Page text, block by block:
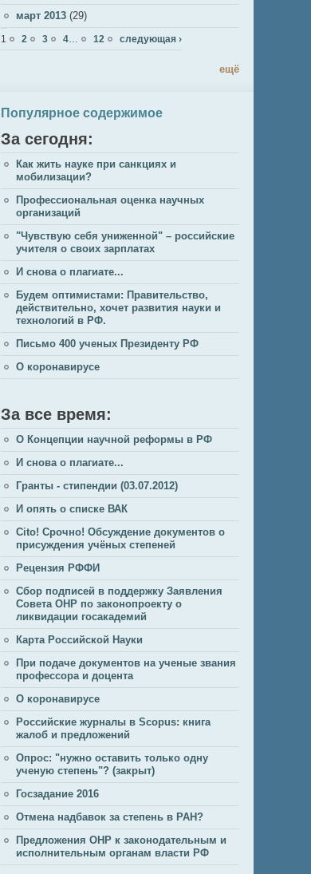
март 2013 (29)
Страницы
1 2 3 4 12 следующая ›
ещё
Популярное содержимое
За сегодня:
Как жить науке при санкциях и
мобилизации?
Профессиональная оценка научных
организаций
"Чувствую себя униженной" – российские
учителя о своих зарплатах
И снова о плагиате...
Будем оптимистами: Правительство,
действительно, хочет развития науки и
технологий в РФ.
Письмо 400 ученых Президенту РФ
О коронавирусе
За все время:
О Концепции научной реформы в РФ
И снова о плагиате...
Гранты - стипендии (03.07.2012)
И опять о списке ВАК
Cito! Срочно! Обсуждение документов о
присуждения учёных степеней
Рецензия РФФИ
Сбор подписей в поддержку Заявления
Совета ОНР по законопроекту о
ликвидации госакадемий
Карта Российской Науки
При подаче документов на ученые звания
профессора и доцента
О коронавирусе
Российские журналы в Scopus: книга
жалоб и предложений
Опрос: "нужно оставить только одну
ученую степень"? (закрыт)
Госзадание 2016
Отмена надбавок за степень в РАН?
Предложения ОНР к законодательным и
исполнительным органам власти РФ